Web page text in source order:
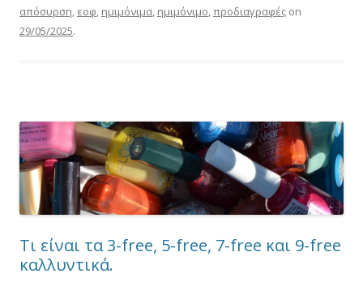
απόσυρση, εοφ, ημιμόνιμα, ημιμόνιμο,προδιαγραφές on
29/05/2025.
Τι είναι τα 3-free, 5-free, 7-free και 9-free
καλλυντικά.